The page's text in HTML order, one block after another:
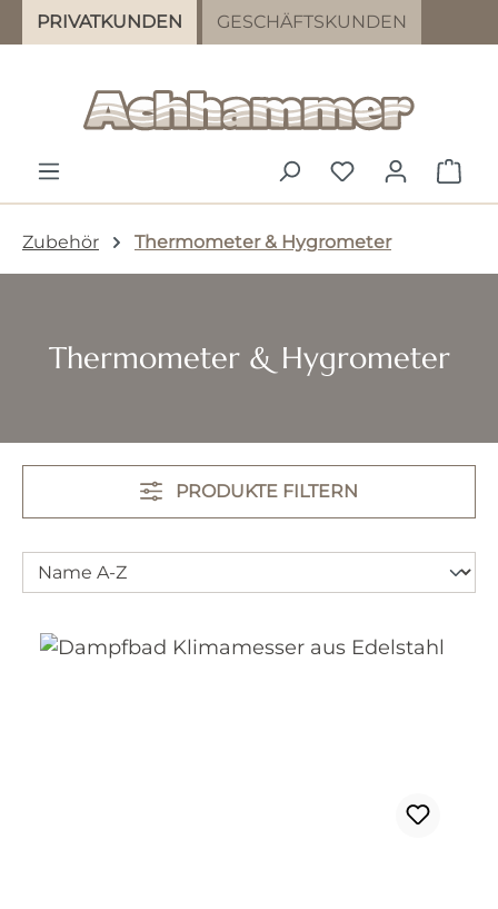
Zum Hauptinhalt springen
PRIVATKUNDEN GESCHÄFTSKUNDEN
DU HAST 0
Zubehör Thermometer & Hygrometer
Thermometer & Hygrometer
PRODUKTE FILTERN